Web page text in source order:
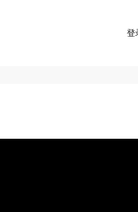
登